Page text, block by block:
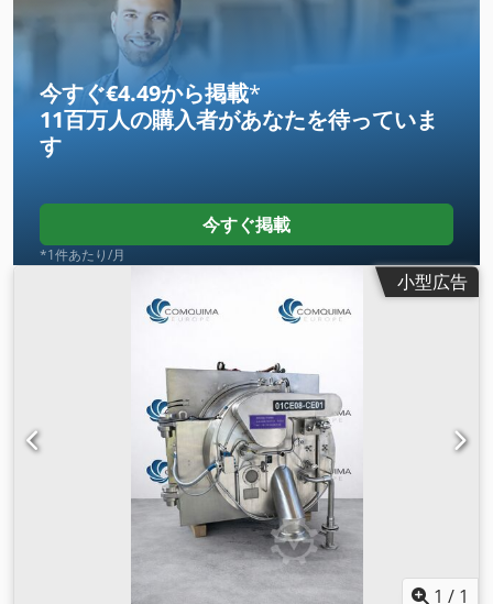
今すぐ€4.49から掲載*
11百万人の購入者があなたを待っていま
す
今すぐ掲載
*1件あたり/月
小型広告
1 / 1